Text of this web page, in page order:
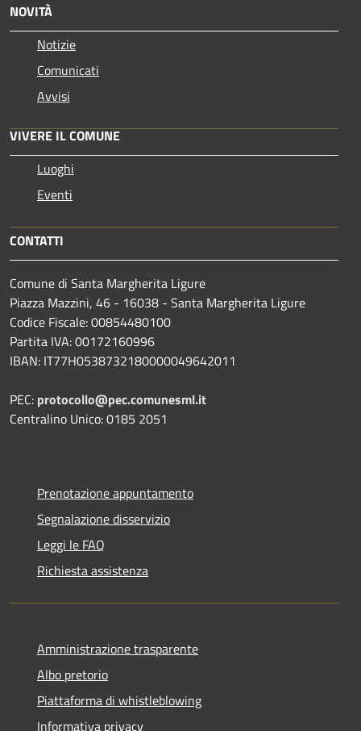
NOVITÀ
Notizie
Comunicati
Avvisi
VIVERE IL COMUNE
Luoghi
Eventi
CONTATTI
Comune di Santa Margherita Ligure
Piazza Mazzini, 46 - 16038 - Santa Margherita Ligure
Codice Fiscale: 00854480100
Partita IVA: 00172160996
IBAN: IT77H0538732180000049642011
PEC: protocollo@pec.comunesml.it
Centralino Unico: 0185 2051
Prenotazione appuntamento
Segnalazione disservizio
Leggi le FAQ
Richiesta assistenza
Amministrazione trasparente
Albo pretorio
Piattaforma di whistleblowing
Informativa privacy